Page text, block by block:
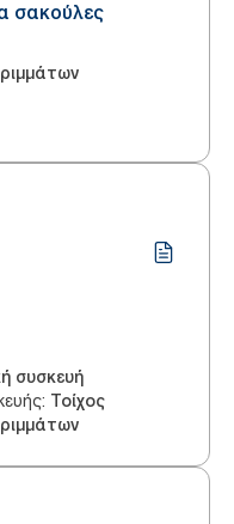
σακούλες
συσκευή
: Τοίχος